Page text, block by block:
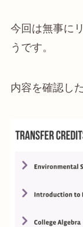
今回は無事に
うです。
内容を確認し